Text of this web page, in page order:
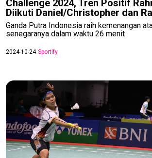
Challenge 2024, Tren Positif
Diikuti Daniel/Christopher dan
Ganda Putra Indonesia raih kemenangan
senegaranya dalam waktu 26 menit
2024-10-24 Sportify